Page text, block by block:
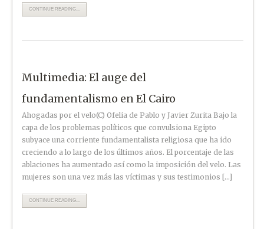
CONTINUE READING...
Multimedia: El auge del
fundamentalismo en El Cairo
Ahogadas por el velo(C) Ofelia de Pablo y Javier Zurita Bajo la
capa de los problemas políticos que convulsiona Egipto
subyace una corriente fundamentalista religiosa que ha ido
creciendo a lo largo de los últimos años. El porcentaje de las
ablaciones ha aumentado así como la imposición del velo. Las
mujeres son una vez más las víctimas y sus testimonios […]
CONTINUE READING...